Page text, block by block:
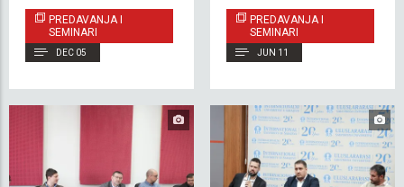
Omerhodžićem
PREDAVANJA I
SEMINARI
DEC 05
Bosni i Hercegovini
PREDAVANJA I
SEMINARI
JUN 11